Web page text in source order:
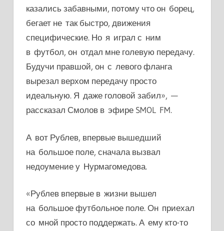
казались забавными, потому что он борец,
бегает не так быстро, движения
специфические. Но я играл с ним
в футбол, он отдал мне голевую передачу.
Будучи правшой, он с левого фланга
вырезал верхом передачу просто
идеальную. Я даже головой забил», —
рассказал Смолов в эфире SMOL FM.
А вот Рублев, впервые вышедший
на большое поле, сначала вызвал
недоумение у Нурмагомедова.
«Рублев впервые в жизни вышел
на большое футбольное поле. Он приехал
со мной просто поддержать. А ему кто-то